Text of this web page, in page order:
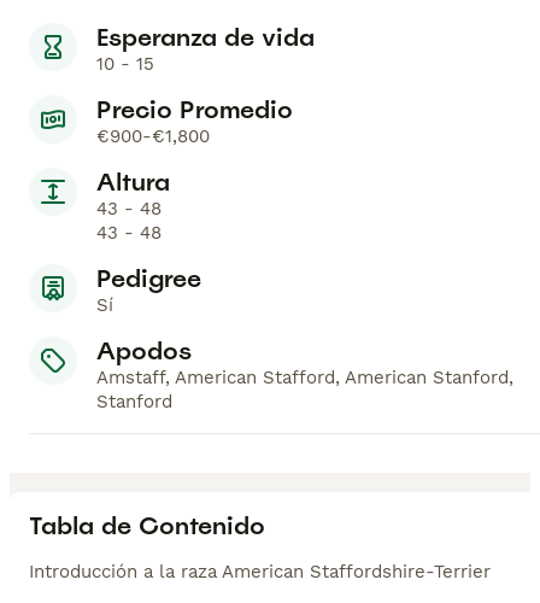
Esperanza de vida
10 - 15
Precio Promedio
€900-€1,800
Altura
43 - 48
43 - 48
Pedigree
Sí
Apodos
Amstaff, American Stafford, American Stanford,
Stanford
Tabla de Contenido
Introducción a la raza American Staffordshire-Terrier